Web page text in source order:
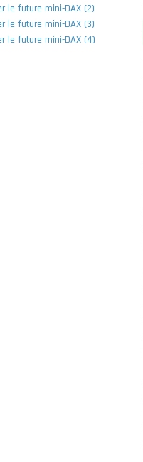
le future mini-DAX (2)
le future mini-DAX (3)
le future mini-DAX (4)